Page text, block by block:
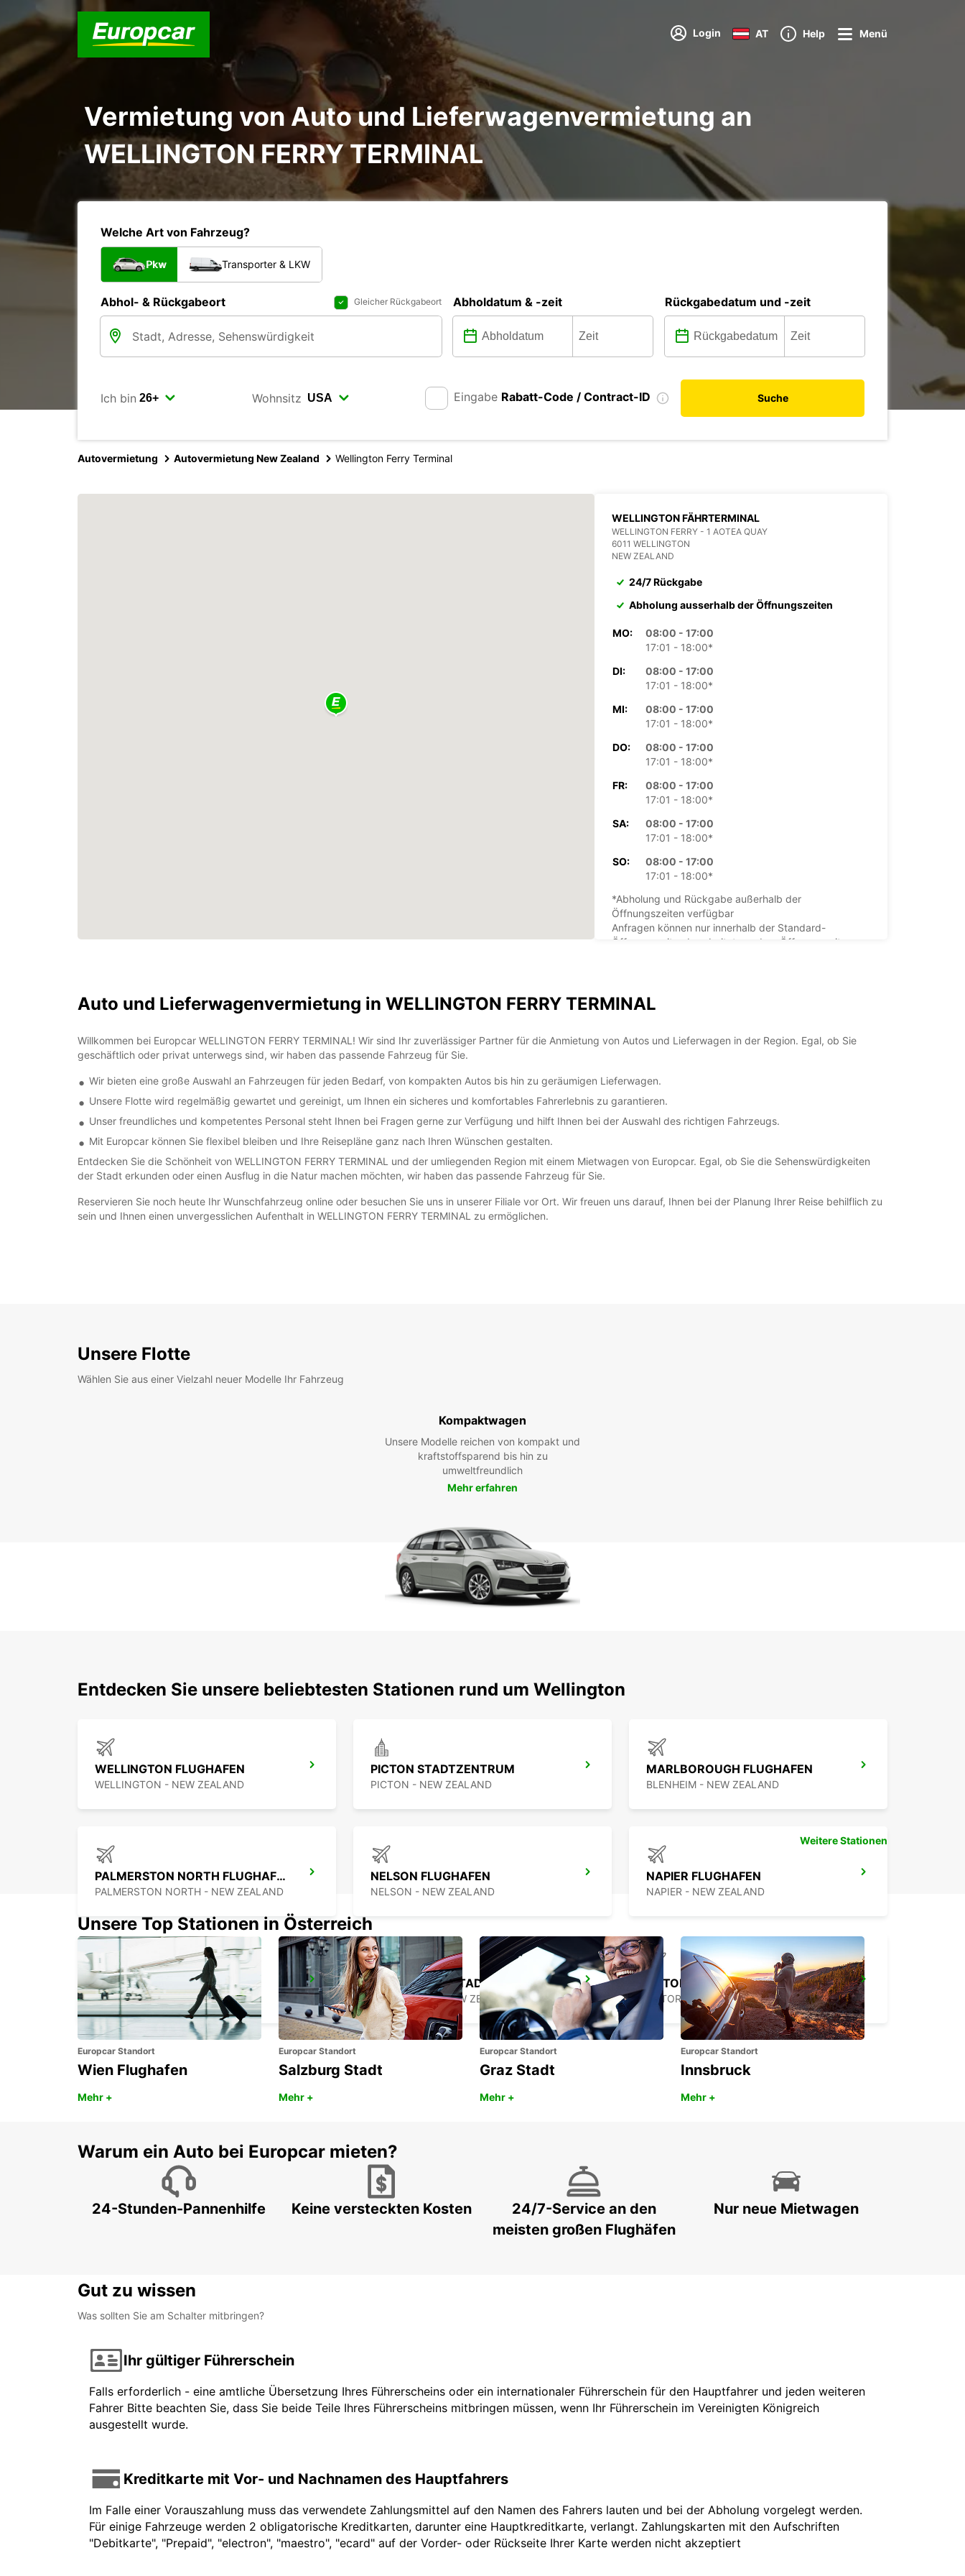
Login AT Help Menü
Vermietung von Auto und Lieferwagenvermietung an
WELLINGTON FERRY TERMINAL
Welche Art von Fahrzeug?
Pkw Transporter & LKW
Abhol- & Rückgabeort Gleicher Rückgabeort Abholdatum & -zeit Rückgabedatum und -zeit
Ich bin Wohnsitz Eingabe Rabatt-Code / Contract-ID Suche
Autovermietung Autovermietung New Zealand Wellington Ferry Terminal
WELLINGTON FÄHRTERMINAL
WELLINGTON FERRY - 1 AOTEA QUAY
6011 WELLINGTON
NEW ZEALAND
24/7 Rückgabe
Abholung ausserhalb der Öffnungszeiten
MO:
08:00 - 17:00
17:01 - 18:00*
DI:
08:00 - 17:00
17:01 - 18:00*
MI:
08:00 - 17:00
17:01 - 18:00*
DO:
08:00 - 17:00
17:01 - 18:00*
FR:
08:00 - 17:00
17:01 - 18:00*
SA:
08:00 - 17:00
17:01 - 18:00*
SO:
08:00 - 17:00
17:01 - 18:00*
*Abholung und Rückgabe außerhalb der
Öffnungszeiten verfügbar
Anfragen können nur innerhalb der Standard-
Öffnungszeiten bearbeitet werden. Öffnungszeiten an
+64 (04) 4730480
Route
Auto und Lieferwagenvermietung in WELLINGTON FERRY TERMINAL
Willkommen bei Europcar WELLINGTON FERRY TERMINAL! Wir sind Ihr zuverlässiger Partner für die Anmietung von Autos und Lieferwagen in der Region. Egal, ob Sie
geschäftlich oder privat unterwegs sind, wir haben das passende Fahrzeug für Sie.
Wir bieten eine große Auswahl an Fahrzeugen für jeden Bedarf, von kompakten Autos bis hin zu geräumigen Lieferwagen.
Unsere Flotte wird regelmäßig gewartet und gereinigt, um Ihnen ein sicheres und komfortables Fahrerlebnis zu garantieren.
Unser freundliches und kompetentes Personal steht Ihnen bei Fragen gerne zur Verfügung und hilft Ihnen bei der Auswahl des richtigen Fahrzeugs.
Mit Europcar können Sie flexibel bleiben und Ihre Reisepläne ganz nach Ihren Wünschen gestalten.
Entdecken Sie die Schönheit von WELLINGTON FERRY TERMINAL und der umliegenden Region mit einem Mietwagen von Europcar. Egal, ob Sie die Sehenswürdigkeiten
der Stadt erkunden oder einen Ausflug in die Natur machen möchten, wir haben das passende Fahrzeug für Sie.
Reservieren Sie noch heute Ihr Wunschfahrzeug online oder besuchen Sie uns in unserer Filiale vor Ort. Wir freuen uns darauf, Ihnen bei der Planung Ihrer Reise behilflich zu
sein und Ihnen einen unvergesslichen Aufenthalt in WELLINGTON FERRY TERMINAL zu ermöglichen.
Unsere Flotte
Wählen Sie aus einer Vielzahl neuer Modelle Ihr Fahrzeug
Kompaktwagen
Unsere Modelle reichen von kompakt und
kraftstoffsparend bis hin zu
umweltfreundlich
Mehr erfahren
Entdecken Sie unsere beliebtesten Stationen rund um Wellington
WELLINGTON FLUGHAFEN
WELLINGTON - NEW ZEALAND
PICTON STADTZENTRUM
PICTON - NEW ZEALAND
MARLBOROUGH FLUGHAFEN
BLENHEIM - NEW ZEALAND
PALMERSTON NORTH FLUGHAFEN
PALMERSTON NORTH - NEW ZEALAND
NELSON FLUGHAFEN
NELSON - NEW ZEALAND
NAPIER FLUGHAFEN
NAPIER - NEW ZEALAND
CHRISTCHURCH FLUGHAFEN
CHRISTCHURCH - NEW ZEALAND
GREYMOUTH STADTZENTRUM
GREYMOUTH - NEW ZEALAND
ROTORUA FLUGHAFEN
ROTORUA - NEW ZEALAND
Weitere Stationen
Unsere Top Stationen in Österreich
Europcar Standort
Wien Flughafen
Mehr +
Europcar Standort
Salzburg Stadt
Mehr +
Europcar Standort
Graz Stadt
Mehr +
Europcar Standort
Innsbruck
Mehr +
Warum ein Auto bei Europcar mieten?
24-Stunden-Pannenhilfe Keine versteckten Kosten
24/7-Service an den
meisten großen Flughäfen
Nur neue Mietwagen
Gut zu wissen
Was sollten Sie am Schalter mitbringen?
Ihr gültiger Führerschein
Falls erforderlich - eine amtliche Übersetzung Ihres Führerscheins oder ein internationaler Führerschein für den Hauptfahrer und jeden weiteren
Fahrer Bitte beachten Sie, dass Sie beide Teile Ihres Führerscheins mitbringen müssen, wenn Ihr Führerschein im Vereinigten Königreich
ausgestellt wurde.
Kreditkarte mit Vor- und Nachnamen des Hauptfahrers
Im Falle einer Vorauszahlung muss das verwendete Zahlungsmittel auf den Namen des Fahrers lauten und bei der Abholung vorgelegt werden.
Für einige Fahrzeuge werden 2 obligatorische Kreditkarten, darunter eine Hauptkreditkarte, verlangt. Zahlungskarten mit den Aufschriften
"Debitkarte", "Prepaid", "electron", "maestro", "ecard" auf der Vorder- oder Rückseite Ihrer Karte werden nicht akzeptiert